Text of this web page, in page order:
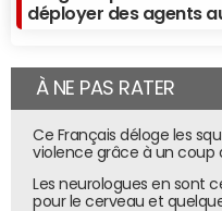
déployer des agents
À NE PAS RATER
Ce Français déloge les
violence grâce à un coup
Les neurologues en sont
pour le cerveau et